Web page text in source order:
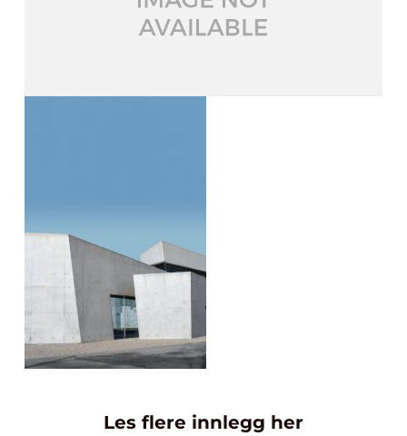
Les flere innlegg her